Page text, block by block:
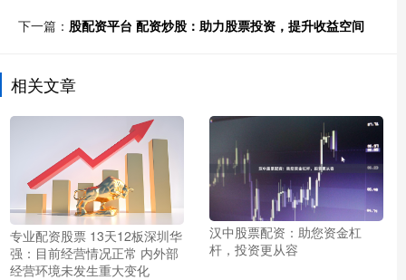
下一篇： 股配资平台 配资炒股：助力股票投资，提升收益空间
相关文章
专业配资股票 13天12板深圳华
强：目前经营情况正常 内外部
经营环境未发生重大变化
汉中股票配资：助您资金杠
杆，投资更从容